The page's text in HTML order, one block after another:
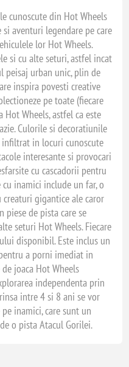
cunoscute din Hot Wheels
aventuri legendare pe care
lor Hot Wheels.
si cu alte seturi, astfel incat
peisaj urban unic, plin de
inspira povesti creative
pe toate (fiecare
Hot Wheels, astfel ca este
Culorile si decoratiunile
infiltrat in locuri cunoscute
interesante si provocari
cu cascadorii pentru
inamici include un far, o
gigantice ale caror
de pista care se
seturi Hot Wheels. Fiecare
disponibil. Este inclus un
a porni imediat in
joaca Hot Wheels
independenta prin
intre 4 si 8 ani se vor
inamici, care sunt un
o pista Atacul Gorilei.